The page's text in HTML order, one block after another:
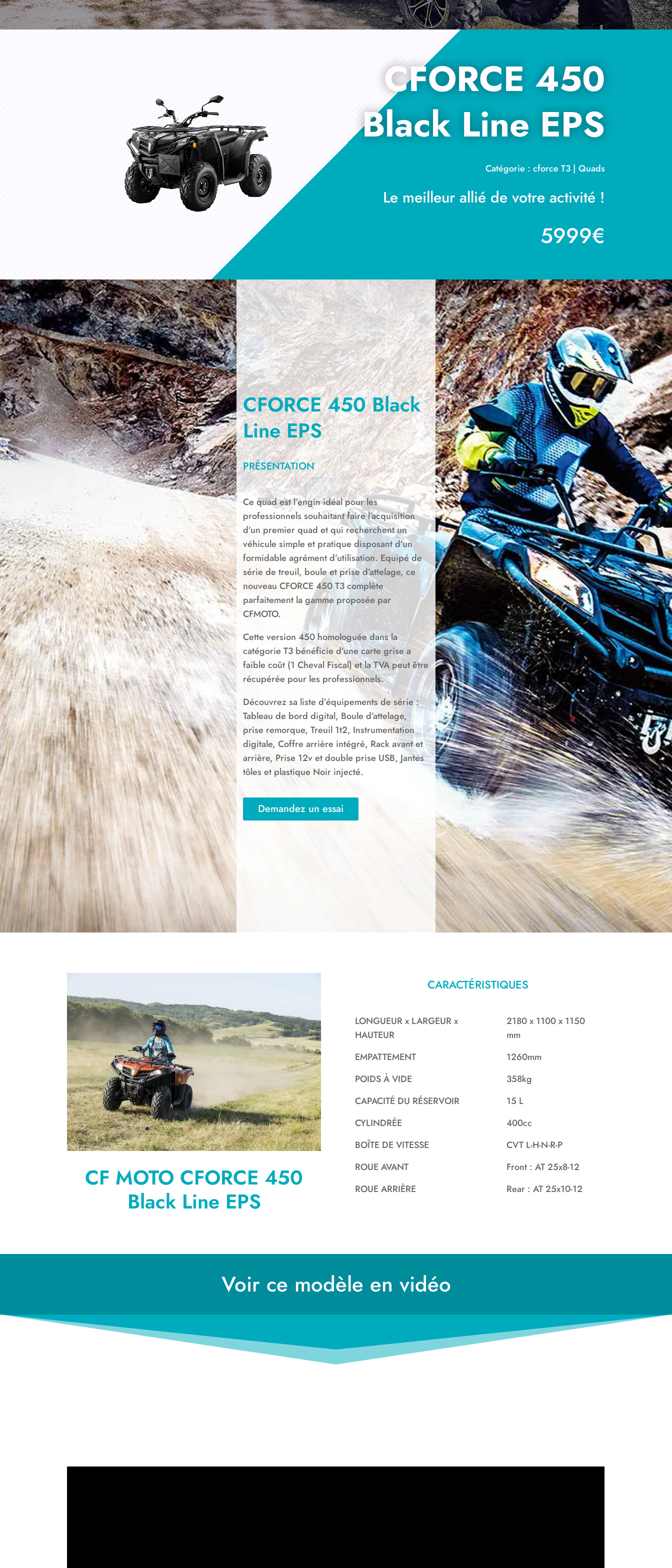
CFORCE 450
Black Line EPS
Catégorie : cforce T3 | Quads
Le meilleur allié de votre activité !
5999€
CFORCE 450 Black
Line EPS
PRÉSENTATION
Ce quad est l’engin idéal pour les
professionnels souhaitant faire l’acquisition
d’un premier quad et qui recherchent un
véhicule simple et pratique disposant d’un
formidable agrément d’utilisation. Equipé de
série de treuil, boule et prise d’attelage, ce
nouveau CFORCE 450 T3 complète
parfaitement la gamme proposée par
CFMOTO.
Cette version 450 homologuée dans la
catégorie T3 bénéficie d’une carte grise a
faible coût (1 Cheval Fiscal) et la TVA peut être
récupérée pour les professionnels.
Découvrez sa liste d’équipements de série :
Tableau de bord digital, Boule d’attelage,
prise remorque, Treuil 1t2, Instrumentation
digitale, Coffre arrière intégré, Rack avant et
arrière, Prise 12v et double prise USB, Jantes
tôles et plastique Noir injecté.
Demandez un essai
CF MOTO CFORCE 450
Black Line EPS
CARACTÉRISTIQUES
LONGUEUR x LARGEUR x
HAUTEUR
2180 x 1100 x 1150
mm
EMPATTEMENT
1260mm
POIDS À VIDE
358kg
CAPACITÉ DU RÉSERVOIR
15 L
CYLINDRÉE
400cc
BOÎTE DE VITESSE
CVT L-H-N-R-P
ROUE AVANT
Front : AT 25x8-12
ROUE ARRIÈRE
Rear : AT 25x10-12
Voir ce modèle en vidéo